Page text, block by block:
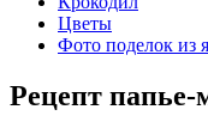
Цветы
Фото поделок из
Рецепт